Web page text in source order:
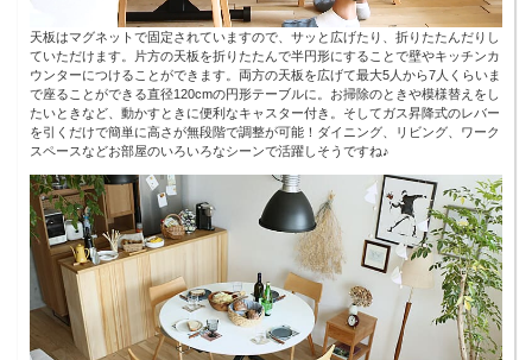
天板はマグネットで固定されていますので、サッと広げたり、折りたたんだりし
ていただけます。片方の天板を折りたたんで半円形にすることで壁やキッチンカ
ウンターにつけることができます。両方の天板を広げて最大5人から7人くらいま
で座ることができる直径120cmの円形テーブルに。お掃除のときや模様替えをし
たいときなど、動かすときに便利なキャスター付き。そしてガス昇降式のレバー
を引くだけで簡単に高さが無段階で調整が可能！ダイニング、リビング、ワーク
スペースなどお部屋のいろいろなシーンで活躍しそうですね♪